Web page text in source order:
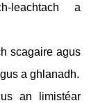
leachtach a
scagaire agus
a ghlanadh.
an limistéar